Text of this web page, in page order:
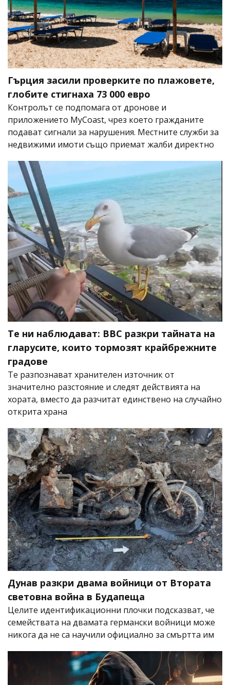
Гърция засили проверките по плажовете,
глобите стигнаха 73 000 евро
Контролът се подпомага от дронове и
приложението MyCoast, чрез което гражданите
подават сигнали за нарушения. Местните служби за
недвижими имоти също приемат жалби директно
Те ни наблюдават: BBC разкри тайната на
гларусите, които тормозят крайбрежните
градове
Те разпознават хранителен източник от
значително разстояние и следят действията на
хората, вместо да разчитат единствено на случайно
открита храна
Дунав разкри двама войници от Втората
световна война в Будапеща
Целите идентификационни плочки подсказват, че
семействата на двамата германски войници може
никога да не са научили официално за смъртта им